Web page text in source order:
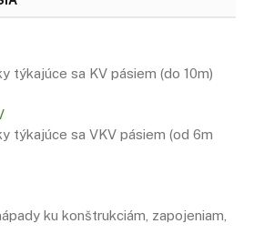
týkajúce sa KV pásiem (do 10m)
týkajúce sa VKV pásiem (od 6m
ku konštrukciám, zapojeniam,